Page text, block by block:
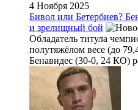
4 Ноября 2025
Бивол или Бетербиев?
и зрелищный бой
Обладатель титула
полутяжёлом весе (до
Бенавидес (30-0, 24 КО)